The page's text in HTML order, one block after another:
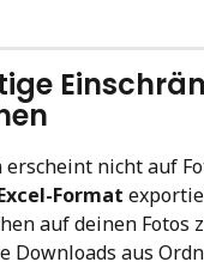
erscheint nicht auf
Format
auf deinen Fotos
Downloads aus